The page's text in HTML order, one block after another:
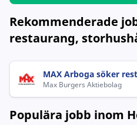
Rekommenderade
restaurang,
MAX Arboga söker
Max Burgers Aktiebolag
Populära jobb inom